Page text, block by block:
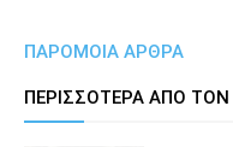
ΠΑΡΟΜΟΙΑ ΑΡΘΡΑ
ΠΕΡΙΣΣΟΤΕΡΑ ΑΠΟ